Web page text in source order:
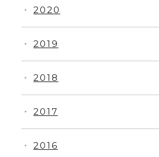
・ 2016
・ 2017
・ 2018
・ 2019
・ 2020